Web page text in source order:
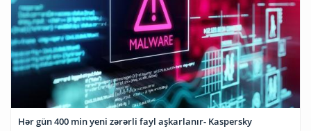
Hər gün 400 min yeni zərərli fayl aşkarlanır- Kaspersky